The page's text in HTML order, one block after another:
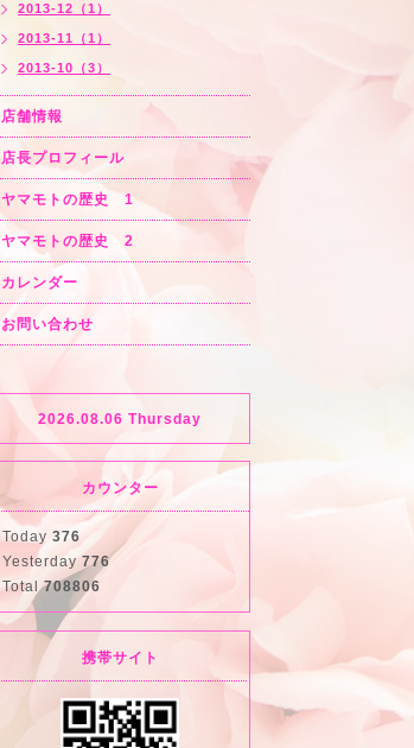
2013-12（1）
2013-11（1）
2013-10（3）
店舗情報
店長プロフィール
ヤマモトの歴史 1
ヤマモトの歴史 2
カレンダー
お問い合わせ
2026.08.06 Thursday
カウンター
Today 376
Yesterday 776
Total708806
携帯サイト